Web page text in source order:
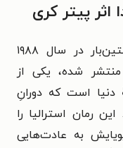
اثر پیتر کری
کتاب «اسکار و لوسیندا» که نخستین‌بار در سال ۱۹۸۸
میلادی و در ایران در سال ۱۴۰۳ منتشر شده، یکی از
دنیا است که دورانِ
رمان استرالیا را
به عادت‌هایی